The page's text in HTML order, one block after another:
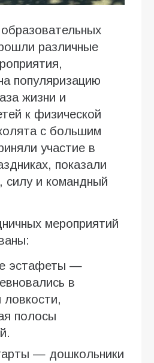
различные
популяризацию
жизни и
к физической
с большим
участие в
показали
силу и командный
мероприятий
эстафеты —
в
полосы
— дошкольники